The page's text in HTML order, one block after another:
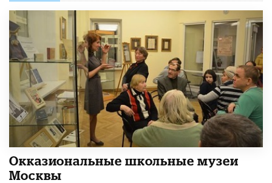
​Окказиональные школьные музеи
Москвы